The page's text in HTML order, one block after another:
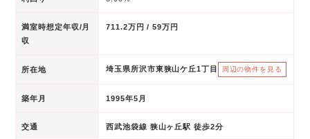
満室時想定年収/月
収
711.2万円 / 59万円
所在地 埼玉県所沢市東狭山ケ丘1丁目 周辺の物件を見る
築年月 1995年5月
交通 西武池袋線 狭山ヶ丘駅 徒歩2分